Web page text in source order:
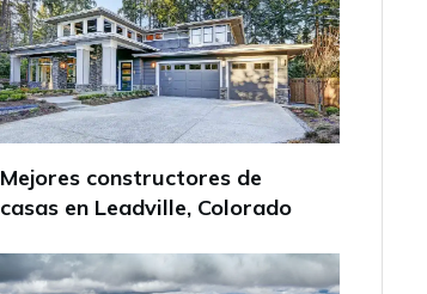
Mejores constructores de
casas en Leadville, Colorado